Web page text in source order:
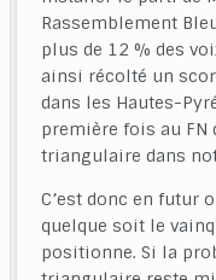
Rassemblement
plus de 12 % des
ainsi récolté un
dans les Hautes-
première fois au FN
triangulaire dans
C’est donc en futur
quelque soit le
positionne. Si la